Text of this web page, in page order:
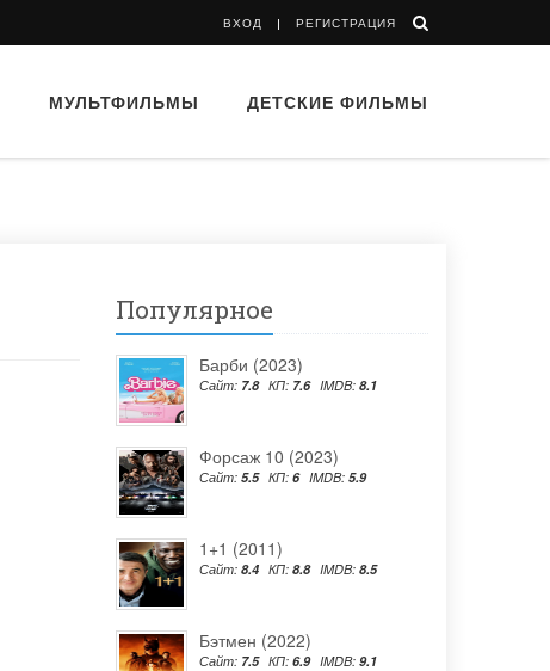
ВХОД РЕГИСТРАЦИЯ
МУЛЬТФИЛЬМЫ ДЕТСКИЕ ФИЛЬМЫ
Популярное
Барби (2023)
Сайт: 7.8 КП: 7.6 IMDB: 8.1
Форсаж 10 (2023)
Сайт: 5.5 КП: 6 IMDB: 5.9
1+1 (2011)
Сайт: 8.4 КП: 8.8 IMDB: 8.5
Бэтмен (2022)
Сайт: 7.5 КП: 6.9 IMDB: 9.1